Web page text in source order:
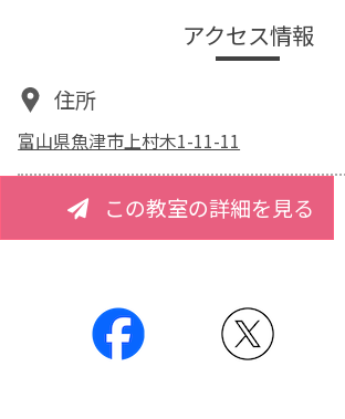
アクセス情報
住所
富山県魚津市上村木1-11-11
この教室の詳細を見る